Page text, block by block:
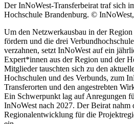
Der InNoWest-Transferbeirat traf sich
Hochschule Brandenburg. ©
Um den Netzwerkausbau in der
fördern und die drei
verzahnen, setzt InNoWest auf ein
Expert*innen aus der Region und der
Mitglieder tauschten sich zu den
Hochschulen und des Verbunds, zum
Transferorten und den angestrebten
Ein Schwerpunkt lag auf Anregungen
InNoWest nach 2027. Der Beirat nahm
Regionalentwicklung für die